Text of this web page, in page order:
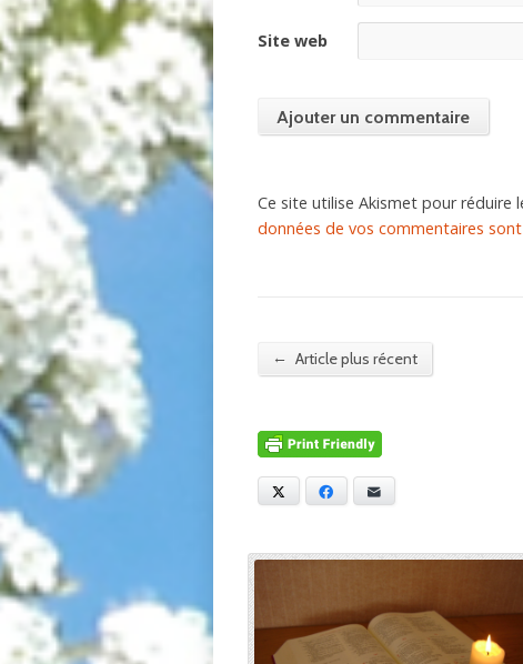
Site web
Ce site utilise Akismet pour réduire
données de vos commentaires
← Article plus récent
Facebook